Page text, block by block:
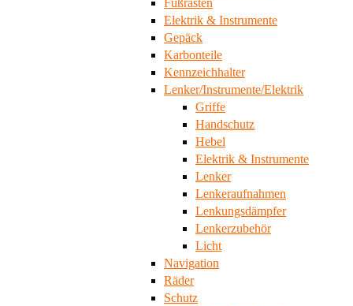
Fußrasten
Elektrik & Instrumente
Gepäck
Karbonteile
Kennzeichhalter
Lenker/Instrumente/Elektrik
Griffe
Handschutz
Hebel
Elektrik & Instrumente
Lenker
Lenkeraufnahmen
Lenkungsdämpfer
Lenkerzubehör
Licht
Navigation
Räder
Schutz